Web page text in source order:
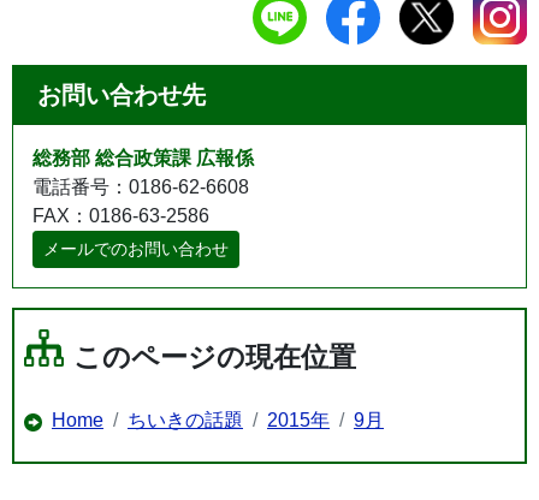
お問い合わせ先
総務部 総合政策課 広報係
電話番号：0186-62-6608
FAX：0186-63-2586
メールでのお問い合わせ
このページの現在位置
Home ちいきの話題 2015年 9月